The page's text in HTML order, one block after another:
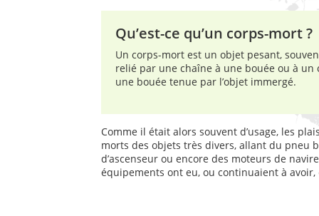
Qu’est-ce qu’un corps-mort ?
Un corps-mort est un objet pesant,
relié par une chaîne à une bouée ou à un
une bouée tenue par l’objet immergé.
Comme il était alors souvent d’usage, les
morts des objets très divers, allant du pneu
d’ascenseur ou encore des moteurs de
équipements ont eu, ou continuaient à